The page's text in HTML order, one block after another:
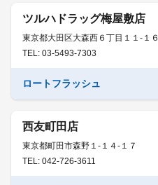
ツルハドラッグ梅屋敷店
東京都大田区大森西６丁目１１-１６
TEL: 03-5493-7303
ロートフラッシュ
西友町田店
東京都町田市森野１-１４-１７
TEL: 042-726-3611